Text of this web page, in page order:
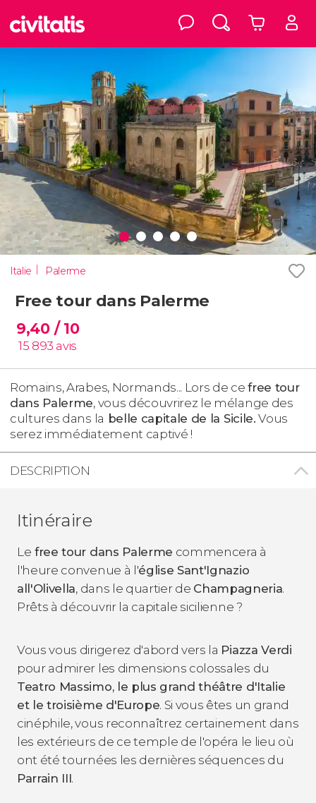
Italie Palerme
Free tour dans Palerme
9,40 / 10
15 893 avis
Romains, Arabes, Normands... Lors de cefree tour
dans Palerme, vous découvrirez le mélange des
cultures dans la belle capitale de la Sicile. Vous
serez immédiatement captivé !
DESCRIPTION
Itinéraire
Le free tour dans Palerme commencera à
l'heure convenue à l'église Sant'Ignazio
all'Olivella, dans le quartier de Champagneria.
Prêts à découvrir la capitale sicilienne ?
Vous vous dirigerez d'abord vers la Piazza Verdi
pour admirer les dimensions colossales du
Teatro Massimo, le plus grand théâtre d'Italie
et le troisième d'Europe. Si vous êtes un grand
cinéphile, vous reconnaîtrez certainement dans
les extérieurs de ce temple de l'opéra le lieu où
ont été tournées les dernières séquences du
Parrain III.